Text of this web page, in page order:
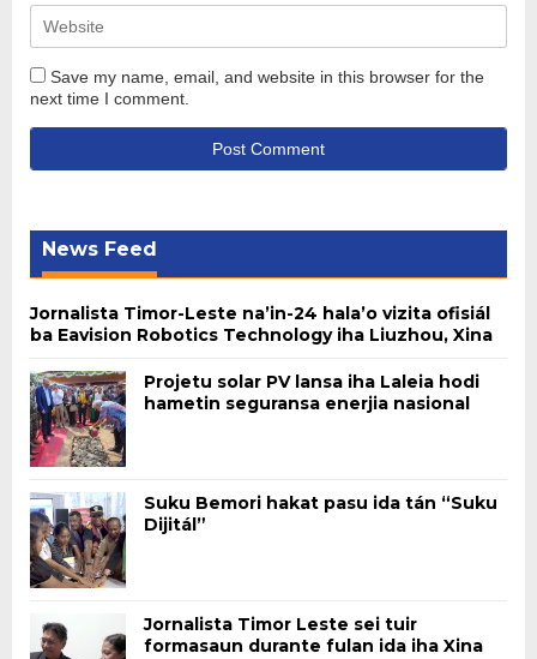
Save my name, email, and website in this browser for the
next time I comment.
News Feed
Jornalista Timor-Leste na’in-24 hala’o vizita ofisiál
ba Eavision Robotics Technology iha Liuzhou, Xina
Projetu solar PV lansa iha Laleia hodi
hametin seguransa enerjia nasional
Suku Bemori hakat pasu ida tán “Suku
Dijitál”
Jornalista Timor Leste sei tuir
formasaun durante fulan ida iha Xina